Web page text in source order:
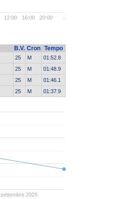
12:00 16:00 20:00
B.V. Cron Tempo
25 M
01:52.8
25 M
01:48.9
25 M
01:46.1
25 M 01:37.9
settembre 2025